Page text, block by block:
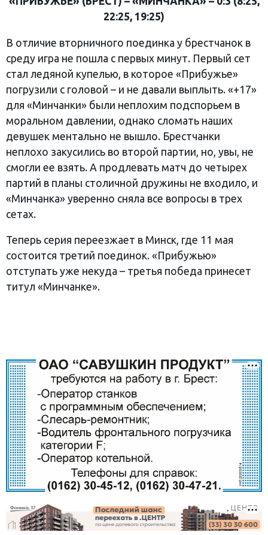
22:25, 19:25)
В отличие вторничного поединка у брестчанок в
среду игра не пошла с первых минут. Первый сет
стал ледяной купелью, в которое «Прибужье»
погрузили с головой – и не давали выплыть. «+17»
для «Минчанки» были неплохим подспорьем в
моральном давлении, однако сломать наших
девушек ментально не вышло. Брестчанки
неплохо закусились во второй партии, но, увы, не
смогли ее взять. А продлевать матч до четырех
партий в планы столичной дружины не входило, и
«Минчанка» уверенно сняла все вопросы в трех
сетах.
Теперь серия переезжает в Минск, где 11 мая
состоится третий поединок. «Прибужью»
отступать уже некуда – третья победа принесет
титул «Минчанке».